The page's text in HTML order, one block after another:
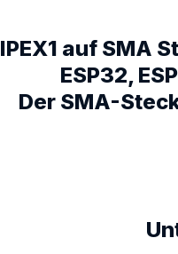
IPEX1 auf SMA
ESP32,
Der SMA-